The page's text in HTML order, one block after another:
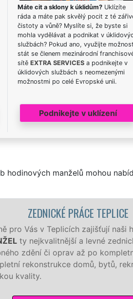
Máte cit a sklony k úklidům?Uklízíte
ráda a máte pak skvělý pocit z té
čistoty a vůně? Myslíte si, že byste si
mohla vydělávat a podnikat v
službách? Pokud ano, využijte
stát se členem mezinárodní
sítě EXTRA SERVICESa podnikejte v
úklidových službách s neomezenými
možnostmi po celé Evropské unii.
Podnikejte v uklízení
hodinových manželů mohou
ZEDNICKÉ PRÁCE TEPLICE
pro Vás v Teplicích zajišťují naši
ty nejkvalitnější a levné
zdění či oprav až po
rekonstrukce domů, bytů,
kvality.